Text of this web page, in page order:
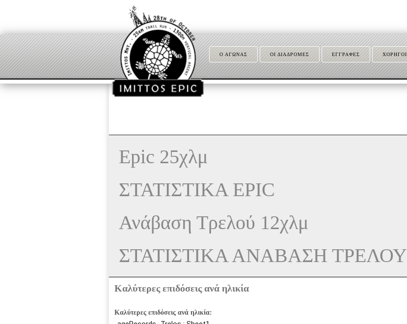
Ο ΑΓΩΝΑΣ ΟΙ ΔΙΑΔΡΟΜΕΣ ΕΓΓΡΑΦΕΣ ΧΟΡΗΓΟΙ
Epic 25χλμ
ΣΤΑΤΙΣΤΙΚΑ EPIC
Ανάβαση Τρελού 12χλμ
ΣΤΑΤΙΣΤΙΚΑ ΑΝΑΒΑΣΗ ΤΡΕΛΟΥ
Καλύτερες επιδόσεις ανά ηλικία
Καλύτερες επιδόσεις ανά ηλικία: